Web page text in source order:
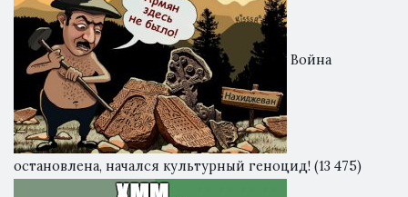
Война
остановлена, начался культурный геноцид! (13 475)